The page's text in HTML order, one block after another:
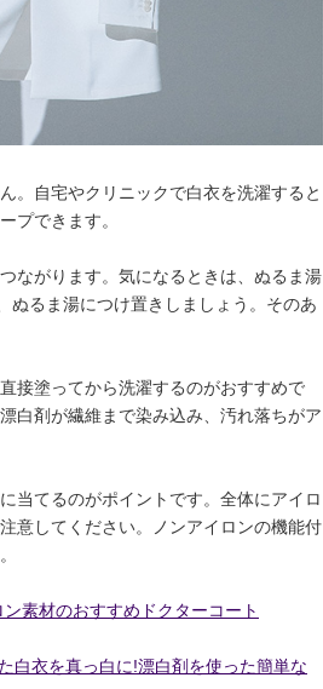
。自宅やクリニックで白衣を洗濯すると
プできます。
ながります。気になるときは、ぬるま湯
ぬるま湯につけ置きしましょう。そのあ
接塗ってから洗濯するのがおすすめで
白剤が繊維まで染み込み、汚れ落ちがア
当てるのがポイントです。全体にアイロ
意してください。ノンアイロンの機能付
素材のおすすめドクターコート
白衣を真っ白に!漂白剤を使った簡単な